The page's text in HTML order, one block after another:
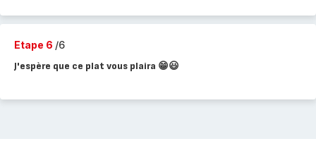
Etape 6 /6
J'espère que ce plat vous plaira 😁😃